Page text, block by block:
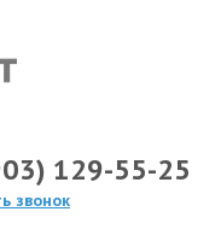
129-55-25
звонок